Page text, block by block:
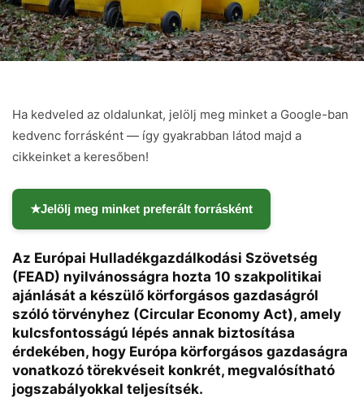
Ha kedveled az oldalunkat, jelölj meg minket a Google-ban
kedvenc forrásként — így gyakrabban látod majd a
cikkeinket a keresőben!
★Jelölj meg minket preferált forrásként
Az Európai Hulladékgazdálkodási Szövetség
(FEAD) nyilvánosságra hozta 10 szakpolitikai
ajánlását a készülő körforgásos gazdaságról
szóló törvényhez (Circular Economy Act), amely
kulcsfontosságú lépés annak biztosítása
érdekében, hogy Európa körforgásos gazdaságra
vonatkozó törekvéseit konkrét, megvalósítható
jogszabályokkal teljesítsék.